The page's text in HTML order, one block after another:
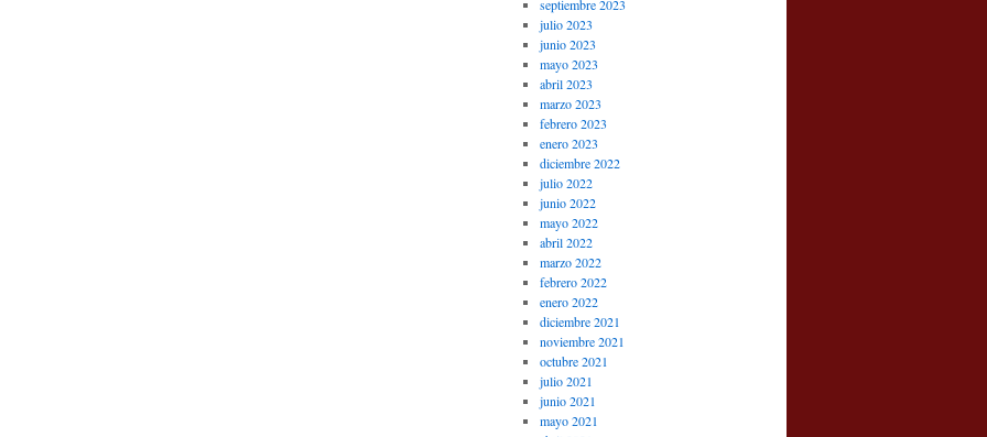
septiembre 2023
julio 2023
junio 2023
mayo 2023
abril 2023
marzo 2023
febrero 2023
enero 2023
diciembre 2022
julio 2022
junio 2022
mayo 2022
abril 2022
marzo 2022
febrero 2022
enero 2022
diciembre 2021
noviembre 2021
octubre 2021
julio 2021
junio 2021
mayo 2021